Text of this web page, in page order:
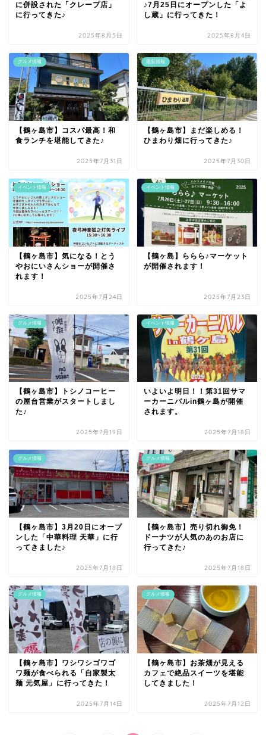
に併設された「クレープ店」
に行ってきた♪
2025年8月5日
♪7月25日にオープンした「よ
し蔵」に行ってきた！
2025年8月4日
グルメ情報
【鶴ヶ島市】コスパ最高！和
食ランチを堪能してきた♪
2025年7月31日
最新情報
【鶴ヶ島市】まだ楽しめる！
ひまわり畑に行ってきた♪
2025年7月30日
イベント情報
【鶴ヶ島市】気になる！とう
やおにいさんショーが開催さ
れます！
2025年7月24日
イベント情報
【鶴ヶ島】ららら♪マーケット
が開催されます！
2025年7月23日
グルメ情報
【鶴ヶ島市】トシノコーヒー
の屋台営業がスタートしまし
た♪
2025年7月19日
イベント情報
いよいよ明日！！第31回サマ
ーカーニバルin鶴ヶ島が開催
されます。
2025年7月18日
グルメ情報
【鶴ヶ島市】3月20日にオープ
ンした「中華料理 天華」に行
ってきました♪
2025年7月18日
グルメ情報
【鶴ヶ島市】売り切れ御免！
ドーナツが人気のあのお店に
行ってきた♪
2025年7月18日
グルメ情報
【鶴ヶ島市】ワシワシゴワゴ
ワ麺が食べられる「自家製太
麺 元気屋」に行ってきた！
2025年7月14日
グルメ情報
【鶴ヶ島市】お茶畑が見える
カフェで絶品スイーツを堪能
してきました！
2025年7月12日